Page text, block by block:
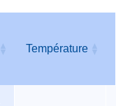
Température